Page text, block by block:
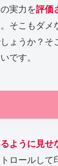
実力を評価
そこもダメ
ょうか？そ
です。
ように見せ
ロールして